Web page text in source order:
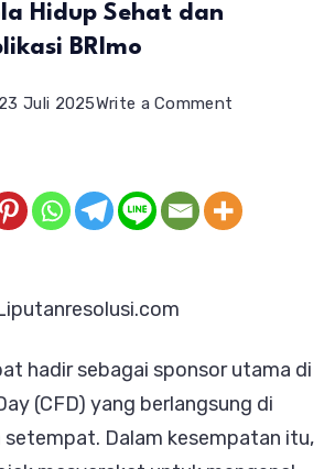
Hidup Sehat dan
BRImo
23 Juli 2025Write a Comment
CFD,
Pola
Hidup
Sehat
hadir sebagai sponsor utama di
(CFD) yang berlangsung di
Dalam kesempatan itu,